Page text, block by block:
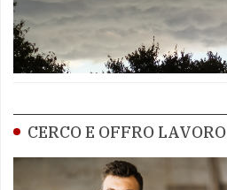
CERCO E OFFRO LAVORO